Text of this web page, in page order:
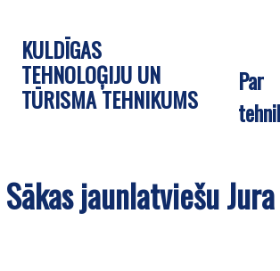
KULDĪGAS
TEHNOLOĢIJU UN
TŪRISMA TEHNIKUMS
Par
Sākas jaunlatviešu